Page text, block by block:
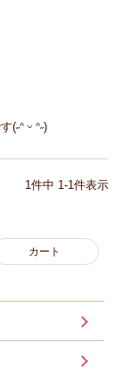
ᵕ ᐢ˶)
1件中 1-1件表示
カート